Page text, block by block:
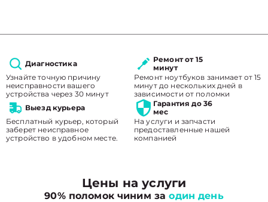
Диагностика
Узнайте точную причину
неисправности вашего
устройства через 30 минут
Ремонт от 15
минут
Ремонт ноутбуков занимает от 15
минут до нескольких дней в
зависимости от поломки
Выезд курьера
Бесплатный курьер, который
заберет неисправное
устройство в удобном месте.
Гарантия до 36
мес
На услуги и запчасти
предоставленные нашей
компанией
Цены на услуги
90% поломок чиним заодин день